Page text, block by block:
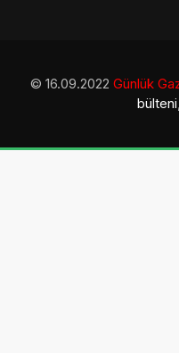
© 16.09.2022 Günlük
bülteni,